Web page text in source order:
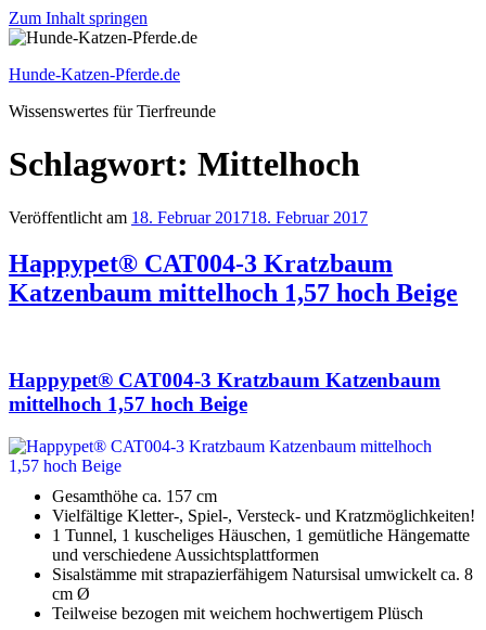
Zum Inhalt springen
Hunde-Katzen-Pferde.de
Wissenswertes für Tierfreunde
Schlagwort: Mittelhoch
Veröffentlicht am 18. Februar 201718. Februar 2017
Happypet® CAT004-3 Kratzbaum
Katzenbaum mittelhoch 1,57 hoch Beige
Happypet® CAT004-3 Kratzbaum Katzenbaum
mittelhoch 1,57 hoch Beige
Gesamthöhe ca. 157 cm
Vielfältige Kletter-, Spiel-, Versteck- und Kratzmöglichkeiten!
1 Tunnel, 1 kuscheliges Häuschen, 1 gemütliche Hängematte
und verschiedene Aussichtsplattformen
Sisalstämme mit strapazierfähigem Natursisal umwickelt ca. 8
cm Ø
Teilweise bezogen mit weichem hochwertigem Plüsch